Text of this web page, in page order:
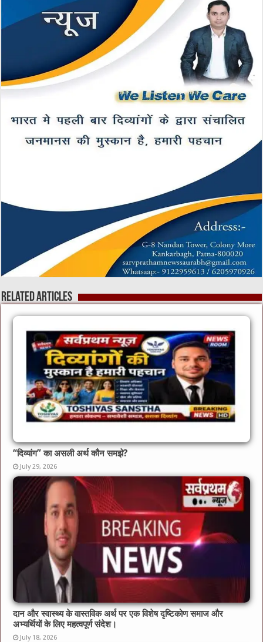
Related Articles
“दिव्यांग” का असली अर्थ कौन समझे?
July 29, 2026
दान और स्वास्थ्य के वास्तविक अर्थ पर एक विशेष दृष्टिकोण समाज और
अभ्यर्थियों के लिए महत्वपूर्ण संदेश।
July 18, 2026